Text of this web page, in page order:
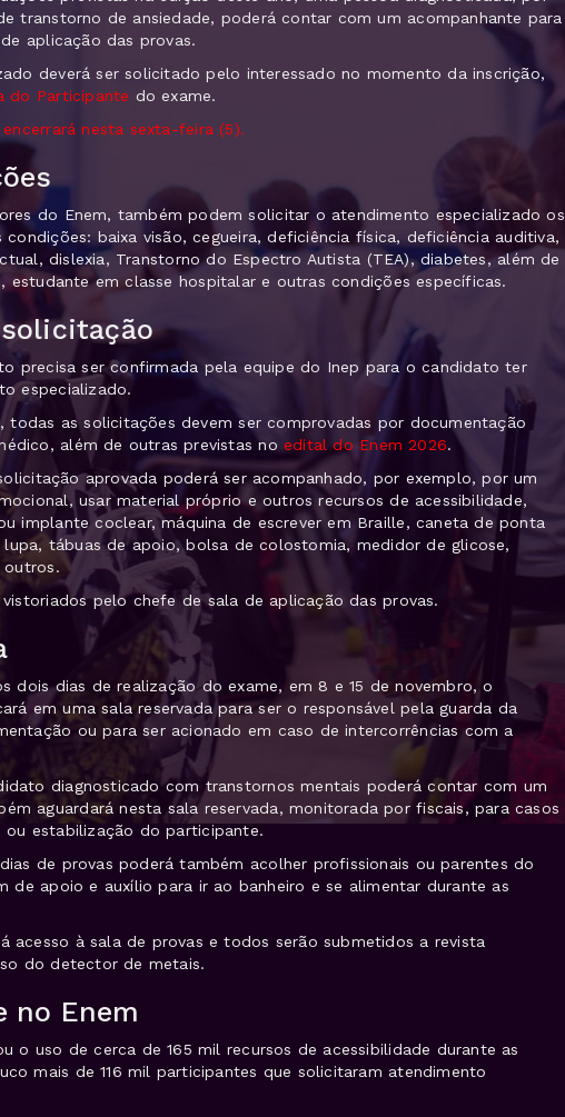
transtorno de ansiedade, poderá contar com um acompanhante para
aplicação das provas.
deverá ser solicitado pelo interessado no momento da inscrição,
do Participante do exame.
nesta sexta-feira (5).
do Enem, também podem solicitar o atendimento especializado os
condições: baixa visão, cegueira, deficiência física, deficiência auditiva,
dislexia, Transtorno do Espectro Autista (TEA), diabetes, além de
estudante em classe hospitalar e outras condições específicas.
precisa ser confirmada pela equipe do Inep para o candidato ter
especializado.
todas as solicitações devem ser comprovadas por documentação
além de outras previstas no edital do Enem 2026.
aprovada poderá ser acompanhado, por exemplo, por um
usar material próprio e outros recursos de acessibilidade,
implante coclear, máquina de escrever em Braille, caneta de ponta
lupa, tábuas de apoio, bolsa de colostomia, medidor de glicose,
outros.
pelo chefe de sala de aplicação das provas.
dois dias de realização do exame, em 8 e 15 de novembro, o
em uma sala reservada para ser o responsável pela guarda da
ou para ser acionado em caso de intercorrências com a
diagnosticado com transtornos mentais poderá contar com um
aguardará nesta sala reservada, monitorada por fiscais, para casos
ou estabilização do participante.
de provas poderá também acolher profissionais ou parentes do
de apoio e auxílio para ir ao banheiro e se alimentar durante as
acesso à sala de provas e todos serão submetidos a revista
do detector de metais.
no Enem
o uso de cerca de 165 mil recursos de acessibilidade durante as
mais de 116 mil participantes que solicitaram atendimento